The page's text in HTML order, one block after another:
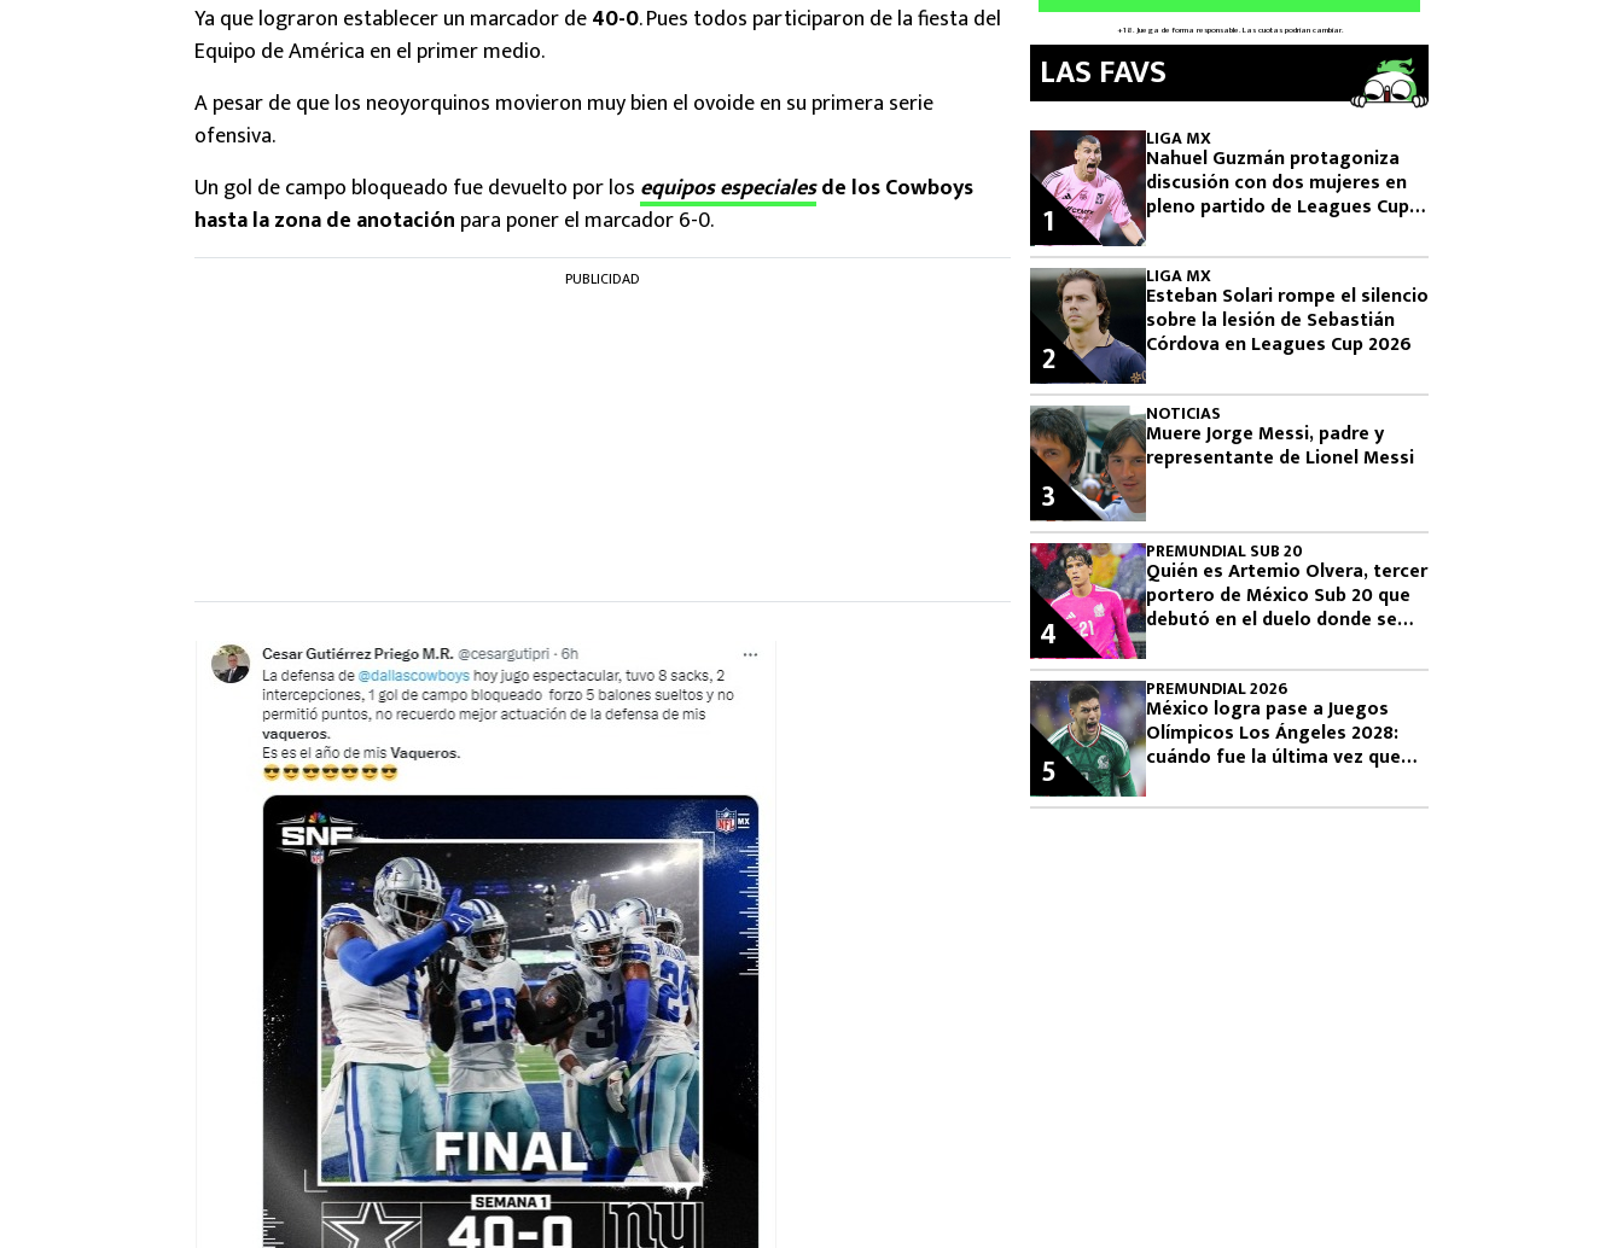
Ya que lograron establecer un marcador de40-0. Pues todos participaron de la fiesta del
Equipo de América en el primer medio.
A pesar de que los neoyorquinos movieron muy bien el ovoide en su primera serie
ofensiva.
Un gol de campo bloqueado fue devuelto por los equipos especialesde los Cowboys
hasta la zona de anotación para poner el marcador 6-0.
PUBLICIDAD
LAS FAVS
LIGA MX
Nahuel Guzmán protagoniza
discusión con dos mujeres en
pleno partido de Leagues Cup
1
LIGA MX
Esteban Solari rompe el silencio
sobre la lesión de Sebastián
Córdova en Leagues Cup 2026
2
NOTICIAS
Muere Jorge Messi, padre y
representante de Lionel Messi
3
PREMUNDIAL SUB 20
Quién es Artemio Olvera, tercer
portero de México Sub 20 que
debutó en el duelo donde se
4
PREMUNDIAL 2026
México logra pase a Juegos
Olímpicos Los Ángeles 2028:
cuándo fue la última vez que
5